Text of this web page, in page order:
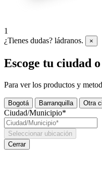
1
¿Tienes dudas? ládranos.
×
Escoge tu ciudad
Para ver los productos y
Bogotá Barranquilla Otra
Ciudad/Municipio*
Seleccionar ubicación
Cerrar